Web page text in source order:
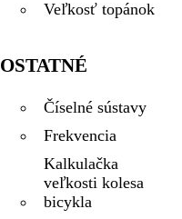
Veľkosť topánok
OSTATNÉ
Číselné sústavy
Frekvencia
Kalkulačka
veľkosti kolesa
bicykla